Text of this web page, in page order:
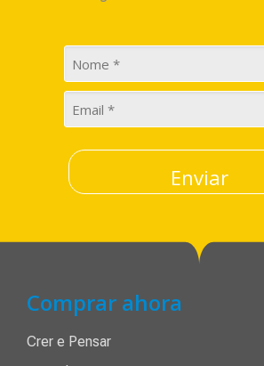
Enviar
Comprar ahora
Crer e Pensar